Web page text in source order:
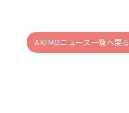
AKIMOニュース一覧へ戻る